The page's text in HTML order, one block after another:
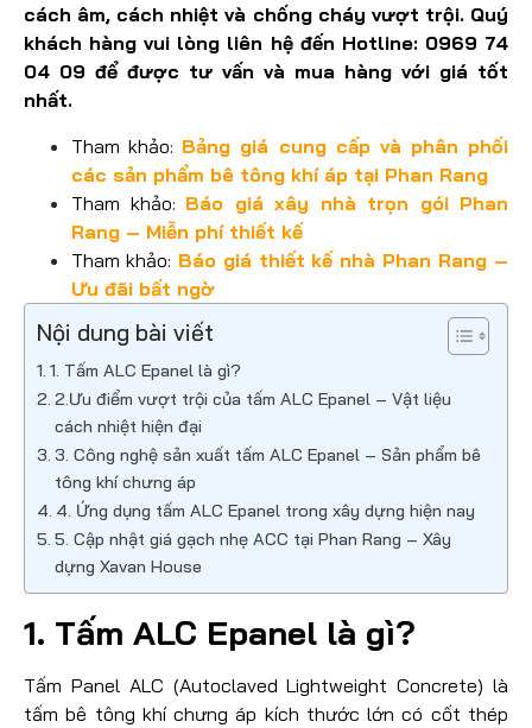
cách âm, cách nhiệt và chống cháy vượt trội. Quý
khách hàng vui lòng liên hệ đến Hotline: 0969 74
04 09 để được tư vấn và mua hàng với giá tốt
nhất.
Tham khảo: Bảng giá cung cấp và phân phối
các sản phẩm bê tông khí áp tại Phan Rang
Tham khảo: Báo giá xây nhà trọn gói Phan
Rang – Miễn phí thiết kế
Tham khảo: Báo giá thiết kế nhà Phan Rang –
Ưu đãi bất ngờ
Nội dung bài viết
1. Tấm ALC Epanel là gì?
2.Ưu điểm vượt trội của tấm ALC Epanel – Vật liệu
cách nhiệt hiện đại
3. Công nghệ sản xuất tấm ALC Epanel – Sản phẩm bê
tông khí chưng áp
4. Ứng dụng tấm ALC Epanel trong xây dựng hiện nay
5. Cập nhật giá gạch nhẹ ACC tại Phan Rang – Xây
dựng Xavan House
1. Tấm ALC Epanel là gì?
Tấm Panel ALC (Autoclaved Lightweight Concrete) là
tấm bê tông khí chưng áp kích thước lớn có cốt thép